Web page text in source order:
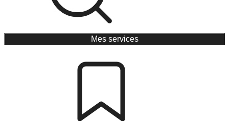
Mes services